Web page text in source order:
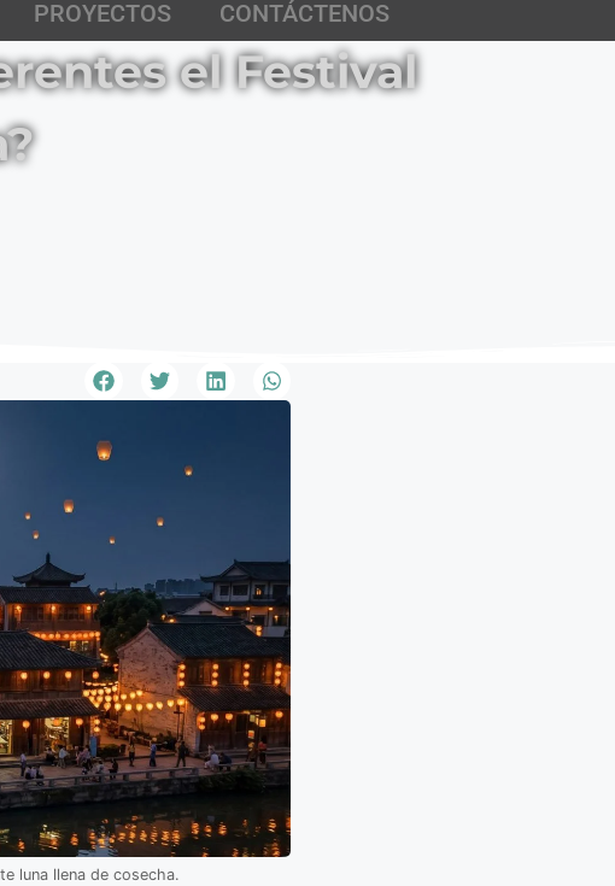
PROYECTOS CONTÁCTENOS
el Festival
luna llena de cosecha.